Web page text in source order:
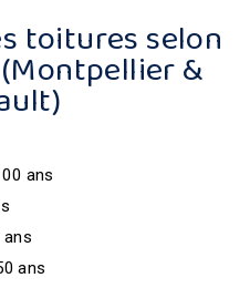
toitures selon
&
ans
ans
ans